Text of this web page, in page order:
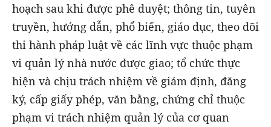
hoạch sau khi được phê duyệt; thông tin, tuyên
truyền, hướng dẫn, phổ biến, giáo dục, theo dõi
thi hành pháp luật về các lĩnh vực thuộc phạm
vi quản lý nhà nước được giao; tổ chức thực
hiện và chịu trách nhiệm về giám định, đăng
ký, cấp giấy phép, văn bằng, chứng chỉ thuộc
phạm vi trách nhiệm quản lý của cơ quan